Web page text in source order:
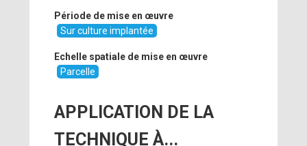
Période de mise en œuvre
Sur culture implantée
Echelle spatiale de mise en œuvre
Parcelle
APPLICATION DE LA
TECHNIQUE À...